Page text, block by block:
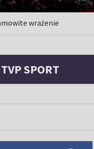
wrażenie
TVP SPORT